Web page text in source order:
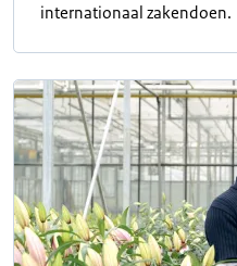
internationaal zakendoen.